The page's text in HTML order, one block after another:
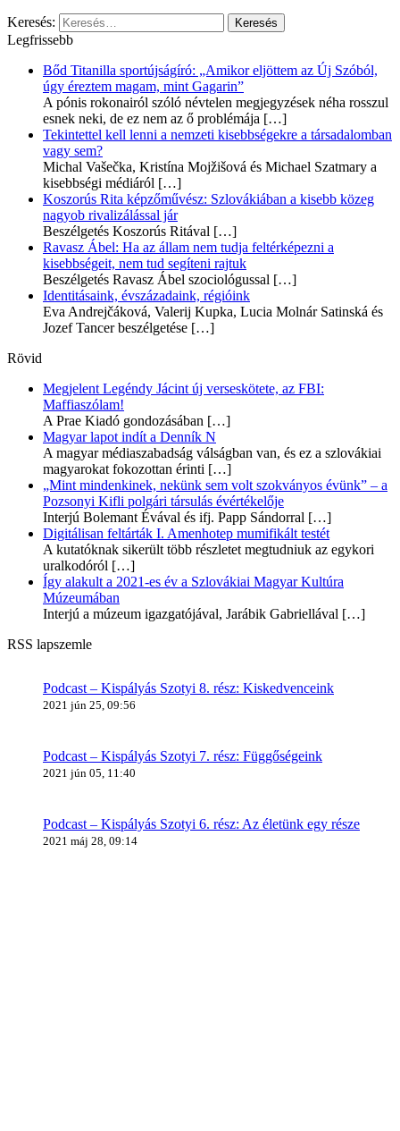
Keresés:
Legfrissebb
Bőd Titanilla sportújságíró: „Amikor eljöttem az Új Szóból,
úgy éreztem magam, mint Gagarin”
A pónis rokonairól szóló névtelen megjegyzések néha rosszul
esnek neki, de ez nem az ő problémája […]
Tekintettel kell lenni a nemzeti kisebbségekre a társadalomban
vagy sem?
Michal Vašečka, Kristína Mojžišová és Michael Szatmary a
kisebbségi médiáról […]
Koszorús Rita képzőművész: Szlovákiában a kisebb közeg
nagyob rivalizálással jár
Beszélgetés Koszorús Ritával […]
Ravasz Ábel: Ha az állam nem tudja feltérképezni a
kisebbségeit, nem tud segíteni rajtuk
Beszélgetés Ravasz Ábel szociológussal […]
Identitásaink, évszázadaink, régióink
Eva Andrejčáková, Valerij Kupka, Lucia Molnár Satinská és
Jozef Tancer beszélgetése […]
Rövid
Megjelent Legéndy Jácint új verseskötete, az FBI:
Maffiaszólam!
A Prae Kiadó gondozásában […]
Magyar lapot indít a Denník N
A magyar médiaszabadság válságban van, és ez a szlovákiai
magyarokat fokozottan érinti […]
„Mint mindenkinek, nekünk sem volt szokványos évünk” – a
Pozsonyi Kifli polgári társulás évértékelője
Interjú Bolemant Évával és ifj. Papp Sándorral […]
Digitálisan feltárták I. Amenhotep mumifikált testét
A kutatóknak sikerült több részletet megtudniuk az egykori
uralkodóról […]
Így alakult a 2021-es év a Szlovákiai Magyar Kultúra
Múzeumában
Interjú a múzeum igazgatójával, Jarábik Gabriellával […]
RSS lapszemle
Podcast – Kispályás Szotyi 8. rész: Kiskedvenceink
2021 jún 25, 09:56
Podcast – Kispályás Szotyi 7. rész: Függőségeink
2021 jún 05, 11:40
Podcast – Kispályás Szotyi 6. rész: Az életünk egy része
2021 máj 28, 09:14